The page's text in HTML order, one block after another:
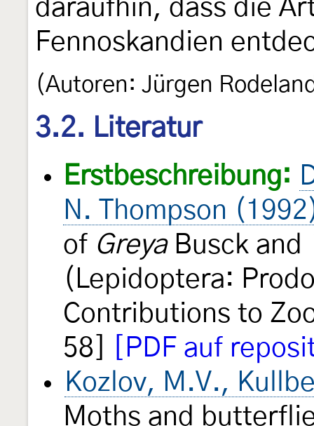
daraufhin, dass die
Fennoskandien
(Autoren: Jürgen
3.2. Literatur
Erstbeschreibung:
N. Thompson
of GreyaBusck and
(Lepidoptera:
Contributions to
58]
[PDF auf
Kozlov, M.V.,
Moths and